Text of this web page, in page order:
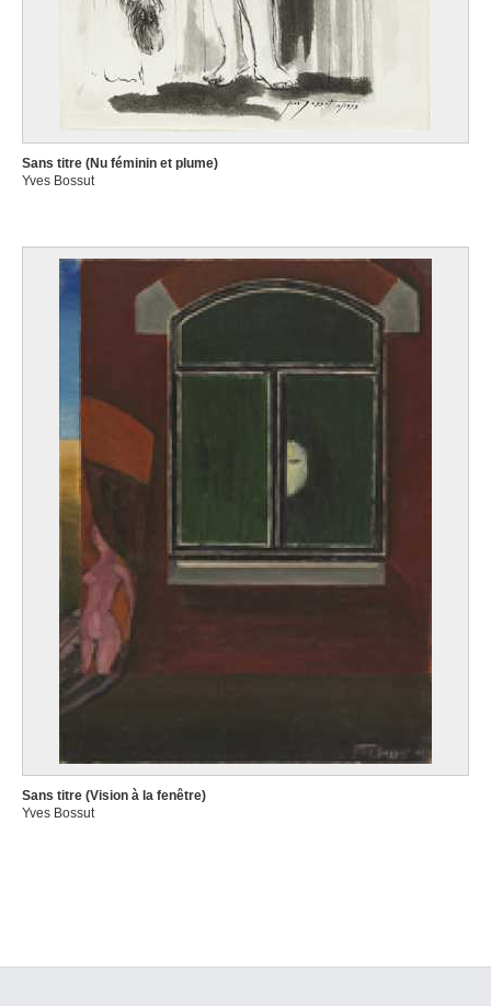
Sans titre (Nu féminin et plume)
Yves Bossut
Sans titre (Vision à la fenêtre)
Yves Bossut